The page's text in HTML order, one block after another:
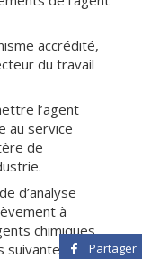
accrédité,
du travail
l’agent
au service
de
d’analyse
à
chimiques
Partager